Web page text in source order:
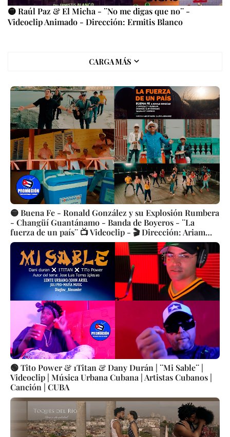
🟡 Raúl Paz & El Micha - ¨No me digas que no¨ -
Videoclip Animado - Dirección: Ermitis Blanco
CARGA MÁS
🟡 Buena Fe - Ronald González y su Explosión Rumbera
- Changüí Guantánamo - Banda de Boyeros - ¨La
fuerza de un país¨ 📺 Videoclip - 🎬 Dirección: Ariam
Valdés - Claudia Hernández
🟢 Tito Power & 1Titan & Dany Durán | ¨Mi Sable¨ |
Videoclip | Música Urbana Cubana | Artistas Cubanos |
Canción | CUBA